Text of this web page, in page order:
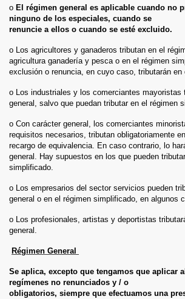
o El régimen general es aplicable cuando no
ninguno de los especiales, cuando se
renuncie a ellos o cuando se esté excluido.
o Los agricultores y ganaderos tributan en el
agricultura ganadería y pesca o en el régimen
exclusión o renuncia, en cuyo caso, tributarán en
o Los industriales y los comerciantes mayoristas
general, salvo que puedan tributar en el régimen
o Con carácter general, los comerciantes
requisitos necesarios, tributan obligatoriamente
recargo de equivalencia. En caso contrario, lo
general. Hay supuestos en los que pueden
simplificado.
o Los empresarios del sector servicios pueden
general o en el régimen simplificado, en algunos
o Los profesionales, artistas y deportistas
general.
Régimen General
Se aplica, excepto que tengamos que aplicar
regímenes no renunciados y / o
obligatorios, siempre que efectuamos una